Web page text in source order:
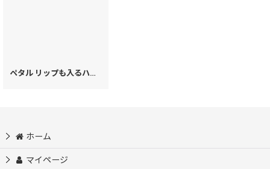
ペタル リップも入るハートまちの小物入れ
ホーム
マイページ